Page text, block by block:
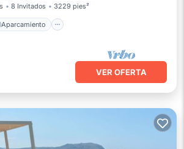
8 Invitados 3229 pies²
Aparcamiento
VER OFERTA